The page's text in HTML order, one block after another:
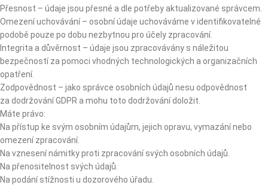
Přesnost – údaje jsou přesné a dle potřeby aktualizované správcem.
Omezení uchovávání – osobní údaje uchováváme v identifikovatelné
podobě pouze po dobu nezbytnou pro účely zpracování.
Integrita a důvěrnost – údaje jsou zpracovávány s náležitou
bezpečností za pomoci vhodných technologických a organizačních
opatření.
Zodpovědnost – jako správce osobních údajů nesu odpovědnost
za dodržování GDPR a mohu toto dodržování doložit.
Máte právo:
Na přístup ke svým osobním údajům, jejich opravu, vymazání nebo
omezení zpracování.
Na vznesení námitky proti zpracování svých osobních údajů.
Na přenositelnost svých údajů.
Na podání stížnosti u dozorového úřadu.